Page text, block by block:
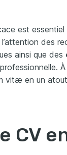
est
des
ainsi que des
À
vitæ en un
CV